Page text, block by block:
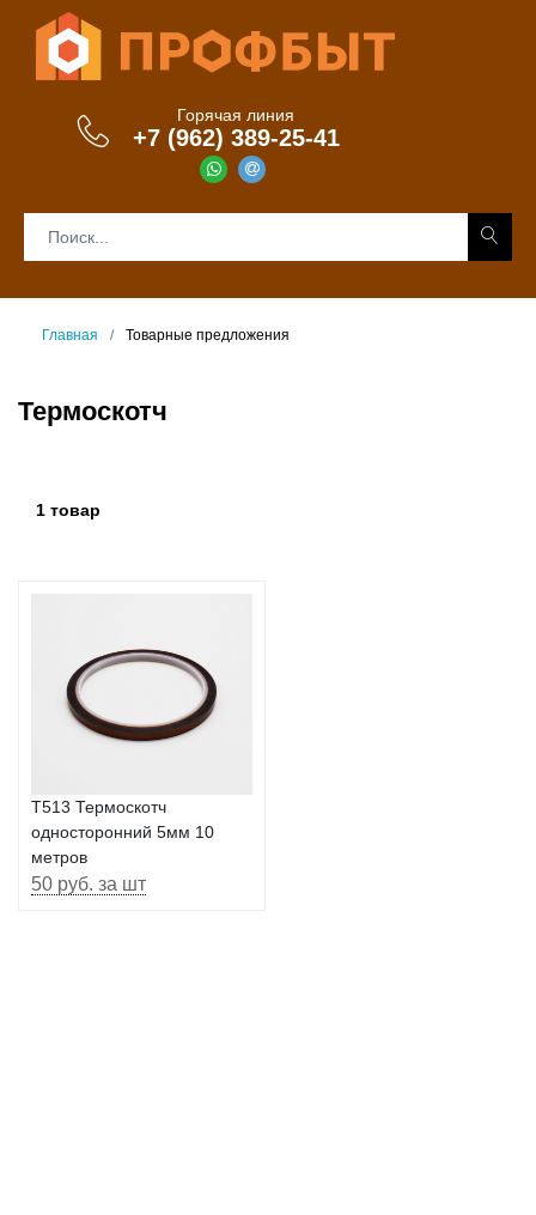
Горячая линия
+7 (962) 389-25-41
Главная Товарные предложения
Термоскотч
1 товар
T513 Термоскотч
односторонний 5мм 10
метров
50 руб. за шт